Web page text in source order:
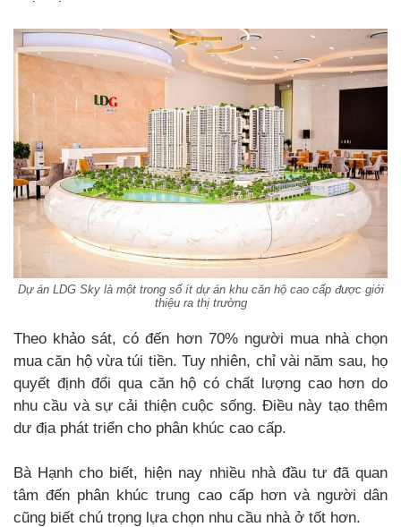
Dự án LDG Sky là một trong số ít dự án khu căn hộ cao cấp được giới
thiệu ra thị trường
Theo khảo sát, có đến hơn 70% người mua nhà chọn
mua căn hộ vừa túi tiền. Tuy nhiên, chỉ vài năm sau, họ
quyết định đổi qua căn hộ có chất lượng cao hơn do
nhu cầu và sự cải thiện cuộc sống. Điều này tạo thêm
dư địa phát triển cho phân khúc cao cấp.
Bà Hạnh cho biết, hiện nay nhiều nhà đầu tư đã quan
tâm đến phân khúc trung cao cấp hơn và người dân
cũng biết chú trọng lựa chọn nhu cầu nhà ở tốt hơn.